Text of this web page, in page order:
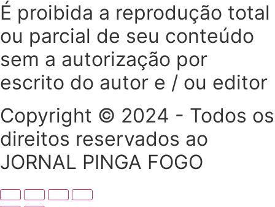
É proibida a reprodução total
ou parcial de seu conteúdo
sem a autorização por
escrito do autor e / ou editor
Copyright © 2024 - Todos os
direitos reservados ao
JORNAL PINGA FOGO